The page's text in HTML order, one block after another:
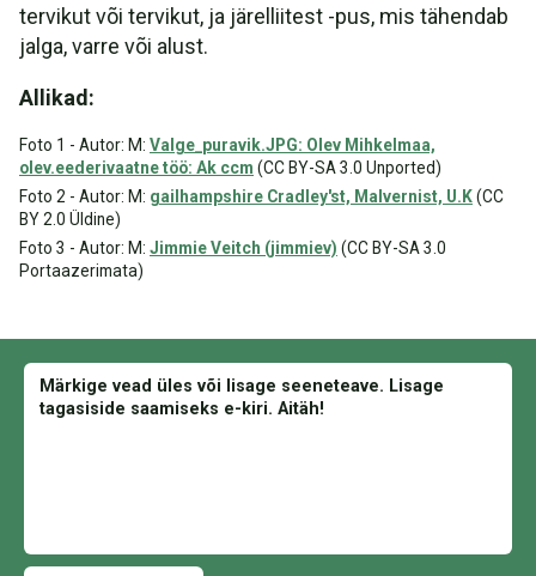
tervikut või tervikut, ja järelliitest -pus, mis tähendab
jalga, varre või alust.
Allikad:
Foto 1 - Autor: M: Valge_puravik.JPG: Olev Mihkelmaa,
olev.eederivaatne töö: Ak ccm (CC BY-SA 3.0 Unported)
Foto 2 - Autor: M: gailhampshire Cradley'st, Malvernist, U.K(CC
BY 2.0 Üldine)
Foto 3 - Autor: M: Jimmie Veitch (jimmiev) (CC BY-SA 3.0
Portaazerimata)